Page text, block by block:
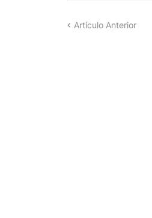
Artículo Anterior